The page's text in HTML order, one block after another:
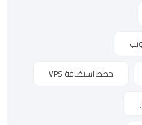
خطط استضافة VPS